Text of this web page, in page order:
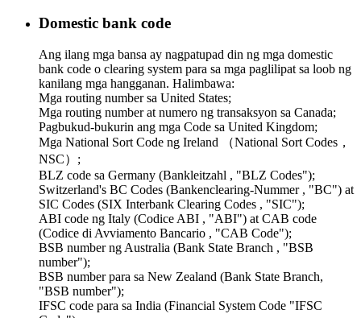
Domestic bank code
Ang ilang mga bansa ay nagpatupad din ng mga domestic
bank code o clearing system para sa mga paglilipat sa loob ng
kanilang mga hangganan. Halimbawa:
Mga routing number sa United States;
Mga routing number at numero ng transaksyon sa Canada;
Pagbukud-bukurin ang mga Code sa United Kingdom;
Mga National Sort Code ng Ireland （National Sort Codes，
NSC）;
BLZ code sa Germany (Bankleitzahl , "BLZ Codes");
Switzerland's BC Codes (Bankenclearing-Nummer , "BC") at
SIC Codes (SIX Interbank Clearing Codes , "SIC");
ABI code ng Italy (Codice ABI , "ABI") at CAB code
(Codice di Avviamento Bancario , "CAB Code");
BSB number ng Australia (Bank State Branch , "BSB
number");
BSB number para sa New Zealand (Bank State Branch,
"BSB number");
IFSC code para sa India (Financial System Code "IFSC